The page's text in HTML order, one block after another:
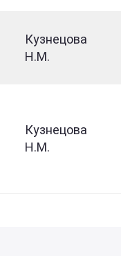
Кузнецова
Н.М.
Кузнецова
Н.М.